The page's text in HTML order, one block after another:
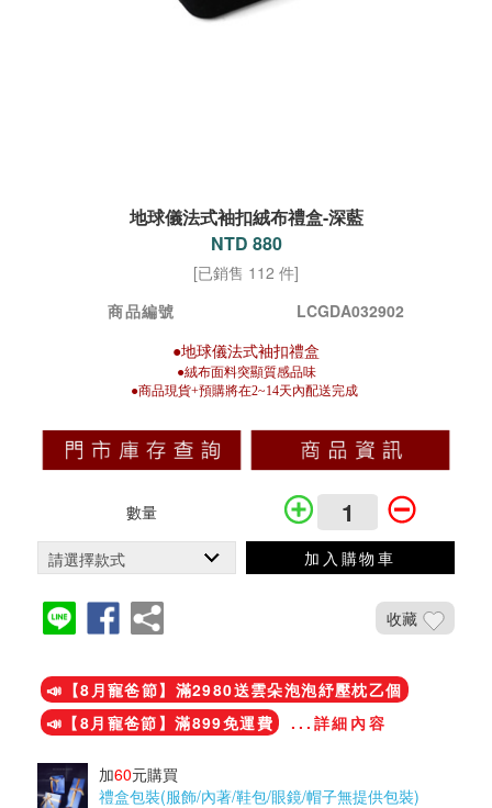
地球儀法式袖扣絨布禮盒-深藍
NTD 880
[已銷售 112 件]
商品編號
LCGDA032902
●地球儀法式袖扣禮盒
●絨布面料突顯質感品味
●商品現貨+預購將在2~14天內配送完成
數量
加入購物車
收藏
📣【8月寵爸節】滿2980送雲朵泡泡紓壓枕乙個
📣【8月寵爸節】滿899免運費
...詳細內容
加60元購買
禮盒包裝(服飾/內著/鞋包/眼鏡/帽子無提供包裝)